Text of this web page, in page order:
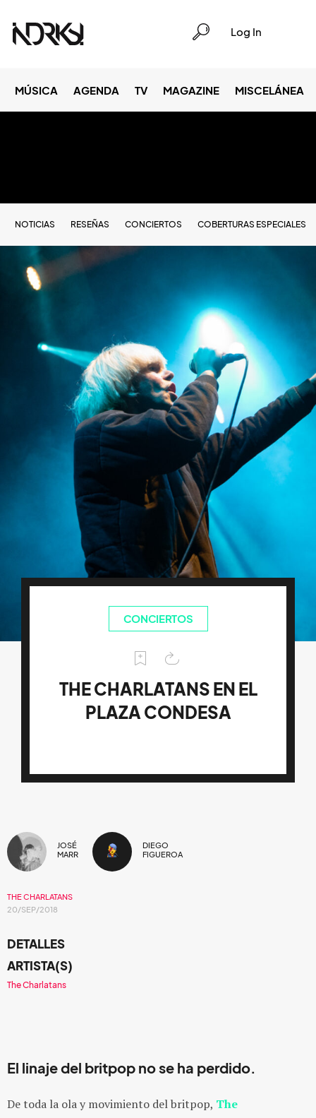
Log In
MÚSICA AGENDA TV MAGAZINE MISCELÁNEA
NOTICIAS RESEÑAS CONCIERTOS COBERTURAS ESPECIALES
CONCIERTOS
THE CHARLATANS EN EL
PLAZA CONDESA
JOSÉ
MARR
DIEGO
FIGUEROA
THE CHARLATANS
20/SEP/2018
DETALLES
ARTISTA(S)
The Charlatans
El linaje del britpop no se ha perdido.
De toda la ola y movimiento del britpop, The